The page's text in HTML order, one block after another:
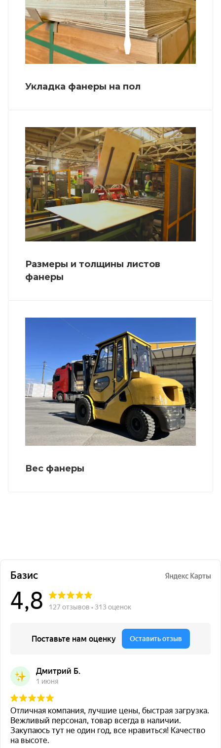
Укладка фанеры на пол
Размеры и толщины листов
фанеры
Вес фанеры